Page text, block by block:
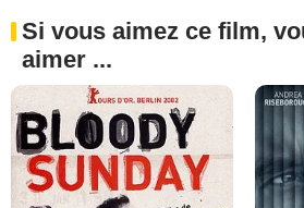
Si vous aimez ce film,
aimer ...